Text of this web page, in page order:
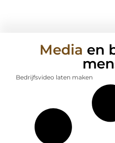
Media en
Bedrijfsvideo laten maken